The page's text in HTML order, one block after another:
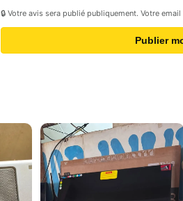
🔒 Votre avis sera publié publiquement. Votre
Publier